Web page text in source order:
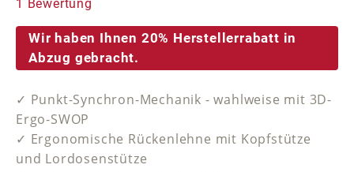
1 Bewertung
Wir haben Ihnen 20% Herstellerrabatt in
Abzug gebracht.
✓ Punkt-Synchron-Mechanik - wahlweise mit 3D-
Ergo-SWOP
✓ Ergonomische Rückenlehne mit Kopfstütze
und Lordosenstütze